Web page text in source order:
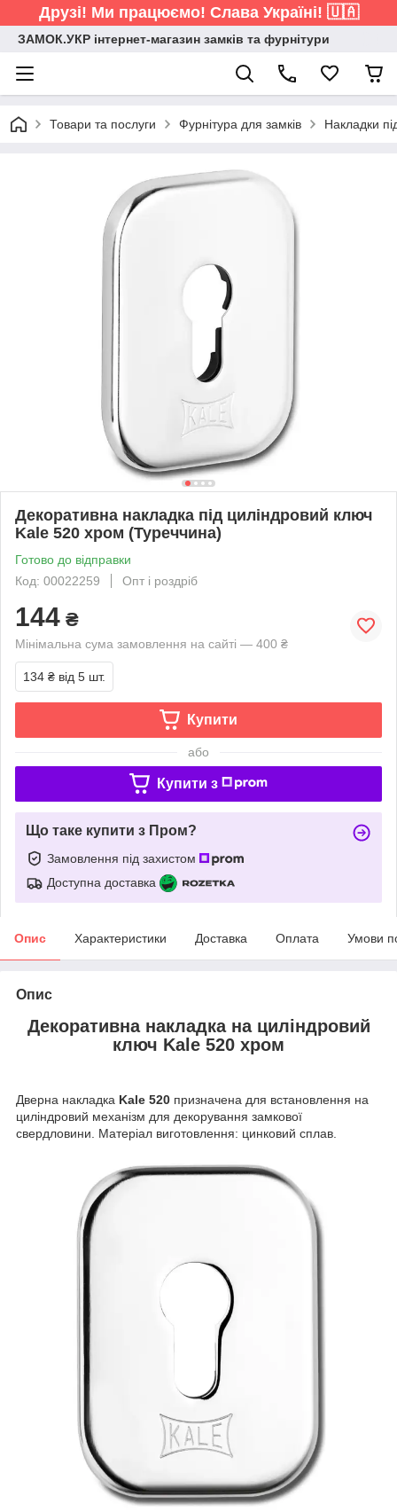
Друзі! Ми працюємо! Слава Україні! 🇺🇦
ЗАМОК.УКР інтернет-магазин замків та фурнітури
Товари та послуги Фурнітура для замків Накладки
Декоративна накладка під циліндровий ключ
Kale 520 хром (Туреччина)
Готово до відправки
Код: 00022259
Опт і роздріб
144 ₴
Мінімальна сума замовлення на сайті — 400 ₴
134 ₴ від 5 шт.
Купити
або
Купити з
Що таке купити з Пром?
Замовлення під захистом
Доступна доставка
Опис Характеристики Доставка Оплата Умови
Опис
Декоративна накладка на циліндровий
ключ Kale 520 хром
Дверна накладка Kale 520 призначена для встановлення на
циліндровий механізм для декорування замкової
свердловини. Матеріал виготовлення: цинковий сплав.